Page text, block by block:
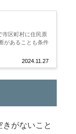
2024.11.27
市区町村に住民票
があることも条件
がないこと